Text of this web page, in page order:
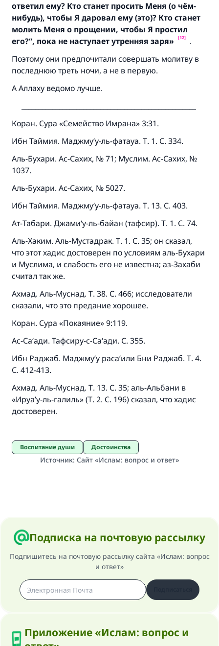
ответил ему? Кто станет просить Меня (о чём-
нибудь), чтобы Я даровал ему(это)? Кто станет
молить Меня о прощении, чтобы Я простил
его?“, пока не наступает утренняя заря» [12]
.
Поэтому они предпочитали совершать молитву в
последнюю треть ночи, а не в первую.
А Аллаху ведомо лучше.
Коран. Сура «Семейство Имрана» 3:31.
Ибн Таймия. Маджму‘у-ль-фатауа. Т. 1. С. 334.
Аль-Бухари. Ас-Сахих, № 71; Муслим. Ас-Сахих, №
1037.
Аль-Бухари. Ас-Сахих, № 5027.
Ибн Таймия. Маджму‘у-ль-фатауа. Т. 13. С. 403.
Ат-Табари. Джами‘у-ль-байан (тафсир). Т. 1. С. 74.
Аль-Хаким. Аль-Мустадрак. Т. 1. С. 35; он сказал,
что этот хадис достоверен по условиям аль-Бухари
и Муслима, и слабость его не известна; аз-Захаби
считал так же.
Ахмад. Аль-Муснад. Т. 38. С. 466; исследователи
сказали, что это предание хорошее.
Коран. Сура «Покаяние» 9:119.
Ас-Са‘ади. Тафсиру-с-Са‘ади. С. 355.
Ибн Раджаб. Маджму’у раса’или Бни Раджаб. Т. 4.
С. 412-413.
Ахмад. Аль-Муснад. Т. 13. С. 35; аль-Альбани в
«Ируа’у-ль-галиль» (Т. 2. С. 196) сказал, что хадис
достоверен.
Воспитание души Достоинства
Источник: Сайт «Ислам: вопрос и ответ»
Подписка на почтовую рассылку
Подпишитесь на почтовую рассылку сайта «Ислам: вопрос
и ответ»
Приложение «Ислам: вопрос и